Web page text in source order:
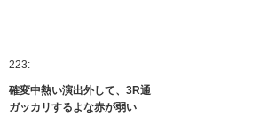
223:
確変中熱い演出外して、3R通
ガッカリするよな赤が弱い